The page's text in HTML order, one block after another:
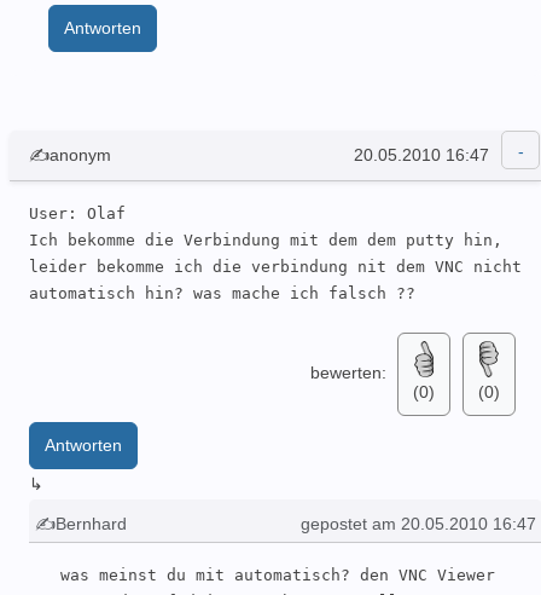
Antworten
✍anonym 20.05.2010 16:47
User: Olaf
Ich bekomme die Verbindung mit dem dem putty hin,
leider bekomme ich die verbindung nit dem VNC nicht
automatisch hin? was mache ich falsch ??
bewerten:
(0)
(0)
Antworten
↳
✍Bernhard gepostet am 20.05.2010 16:47
was meinst du mit automatisch? den VNC Viewer